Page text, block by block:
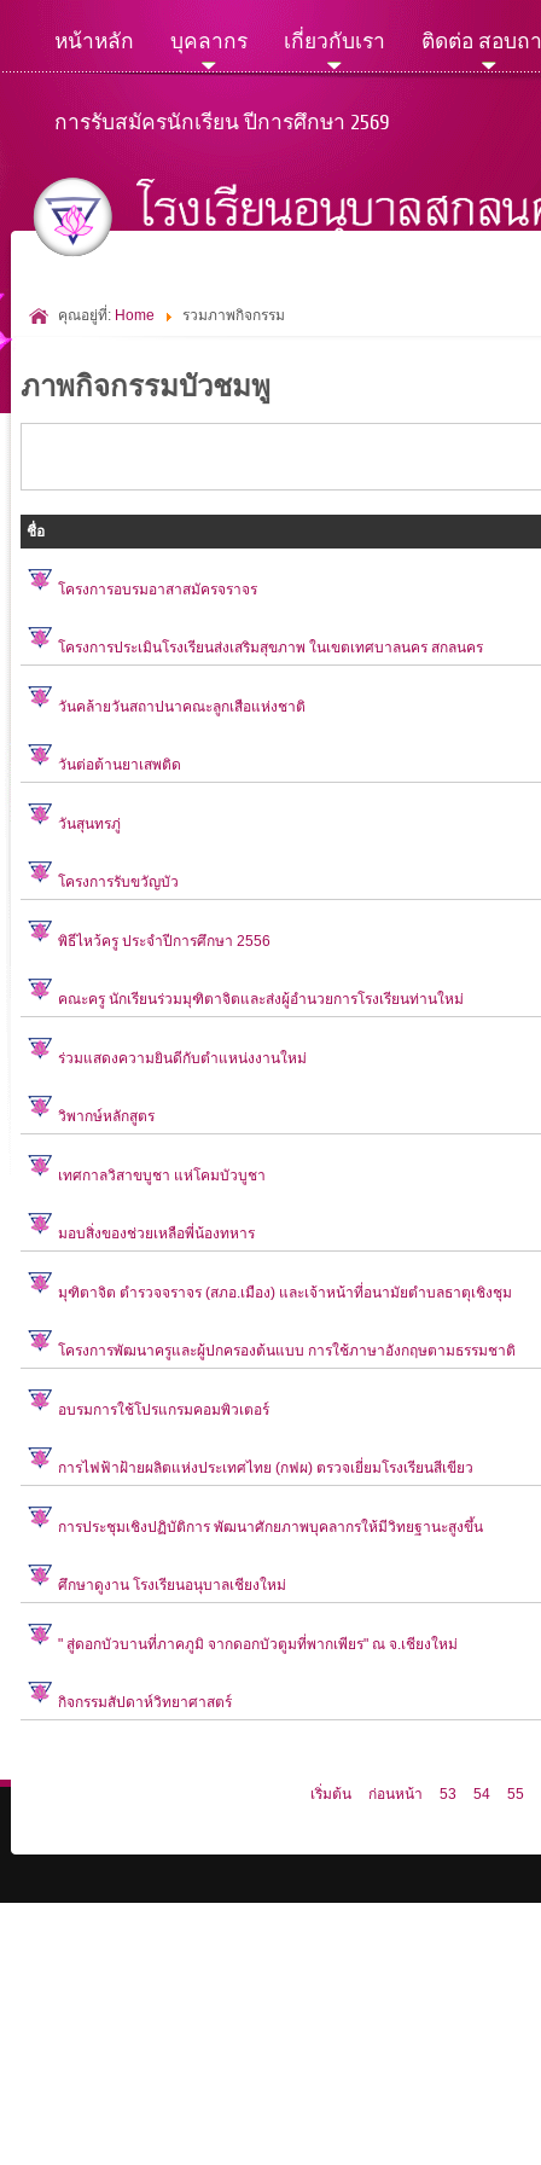
หน้าหลัก บุคลากร เกี่ยวกับเรา ติดต่อ สอบถ
การรับสมัครนักเรียน ปีการศึกษา 2569
คุณอยู่ที่: Home รวมภาพกิจกรรม
ภาพกิจกรรมบัวชมพู
ชื่อ
โครงการอบรมอาสาสมัครจราจร
โครงการประเมินโรงเรียนส่งเสริมสุขภาพ ในเขตเทศบาลนคร สกลนคร
วันคล้ายวันสถาปนาคณะลูกเสือแห่งชาติ
วันต่อต้านยาเสพติด
วันสุนทรภู่
โครงการรับขวัญบัว
พิธีไหว้ครู ประจำปีการศึกษา 2556
คณะครู นักเรียนร่วมมุฑิตาจิตและส่งผู้อำนวยการโรงเรียนท่านใหม่
ร่วมแสดงความยินดีกับตำแหน่งงานใหม่
วิพากษ์หลักสูตร
เทศกาลวิสาขบูชา แห่โคมบัวบูชา
มอบสิ่งของช่วยเหลือพี่น้องทหาร
มุฑิตาจิต ตำรวจจราจร (สภอ.เมือง) และเจ้าหน้าที่อนามัยตำบลธาตุเชิงชุม
โครงการพัฒนาครูและผู้ปกครองต้นแบบ การใช้ภาษาอังกฤษตามธรรมชาติ
อบรมการใช้โปรแกรมคอมพิวเตอร์
การไฟฟ้าฝ้ายผลิตแห่งประเทศไทย (กฟผ) ตรวจเยี่ยมโรงเรียนสีเขียว
การประชุมเชิงปฏิบัติการ พัฒนาศักยภาพบุคลากรให้มีวิทยฐานะสูงขึ้น
ศึกษาดูงาน โรงเรียนอนุบาลเชียงใหม่
" สู่ดอกบัวบานที่ภาคภูมิ จากดอกบัวตูมที่พากเพียร" ณ จ.เชียงใหม่
กิจกรรมสัปดาห์วิทยาศาสตร์
เริ่มต้น ก่อนหน้า 53 54 55